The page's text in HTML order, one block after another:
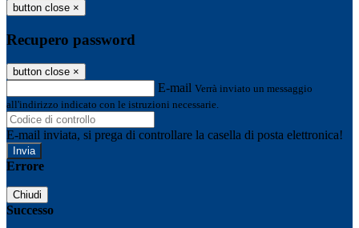
button close ×
Recupero password
button close ×
E-mail Verrà inviato un messaggio
all'indirizzo indicato con le istruzioni necessarie.
E-mail inviata, si prega di controllare la casella di posta elettronica!
Errore
Chiudi
Successo